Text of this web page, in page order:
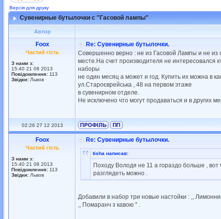
Версія для друку
Сувенирные бутылочки с "Гасовой лампы"
Автор
Foox
Частий гість
З нами з:
15:40 21 08 2013
Повідомлення: 113
Звідки: Львов
Re: Сувенирные бутылочки.
Совершенно верно : не из Гасовой Лампы и не из
месте.На счет производителя не интересовался
наборы
не один месяц а может и год. Купить их можна в
ул.Староєврейська , 48 на первом этаже
в сувенирном отделе.
Не исключено что могут продаваться и в других
02:26 27 12 2013
Foox
Частий гість
З нами з:
15:40 21 08 2013
Повідомлення: 113
Звідки: Львов
Re: Сувенирные бутылочки.
tisha написав:
Походу Володя не 11 а гораздо больше ,
разглядеть можно .
Добавили в набор три новые настойки : ,,
,, Помаранч з кавою '' .